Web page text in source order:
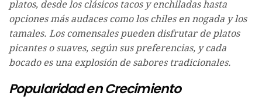
platos, desde los clásicos tacos y enchiladas hasta
opciones más audaces como los chiles en nogada y los
tamales. Los comensales pueden disfrutar de platos
picantes o suaves, según sus preferencias, y cada
bocado es una explosión de sabores tradicionales.
Popularidad en Crecimiento